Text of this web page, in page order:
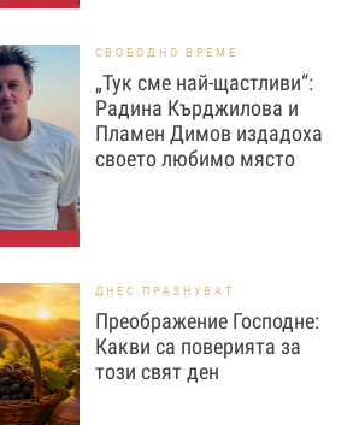
СВОБОДНО ВРЕМЕ
„Тук сме най-щастливи“:
Радина Кърджилова и
Пламен Димов издадоха
своето любимо място
ДНЕС ПРАЗНУВАТ
Преображение Господне:
Какви са поверията за
този свят ден